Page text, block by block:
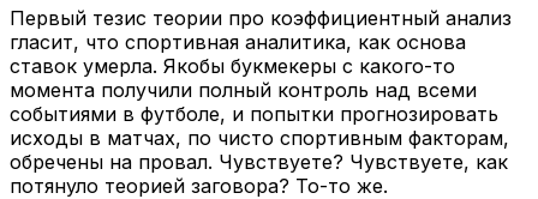
Первый тезис теории про коэффициентный анализ
гласит, что спортивная аналитика, как основа
ставок умерла. Якобы букмекеры с какого-то
момента получили полный контроль над всеми
событиями в футболе, и попытки прогнозировать
исходы в матчах, по чисто спортивным факторам,
обречены на провал. Чувствуете? Чувствуете, как
потянуло теорией заговора? То-то же.